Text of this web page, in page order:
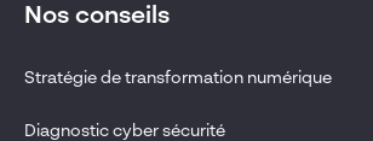
Nos conseils
Stratégie de transformation numérique
Diagnostic cyber sécurité